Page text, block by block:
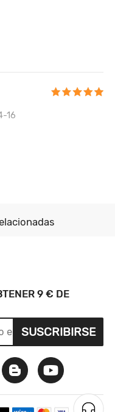
16
9 € DE
SUSCRIBIRSE